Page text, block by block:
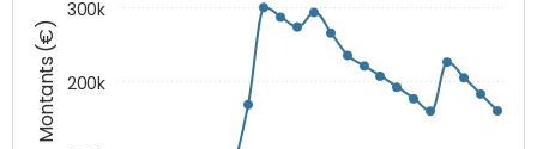
Montants (€) 200k
300k